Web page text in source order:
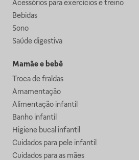
Acessórios para exercícios e treino
Bebidas
Sono
Saúde digestiva
Mamãe e bebê
Troca de fraldas
Amamentação
Alimentação infantil
Banho infantil
Higiene bucal infantil
Cuidados para pele infantil
Cuidados para as mães